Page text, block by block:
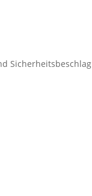
Sicherheitsbeschlag